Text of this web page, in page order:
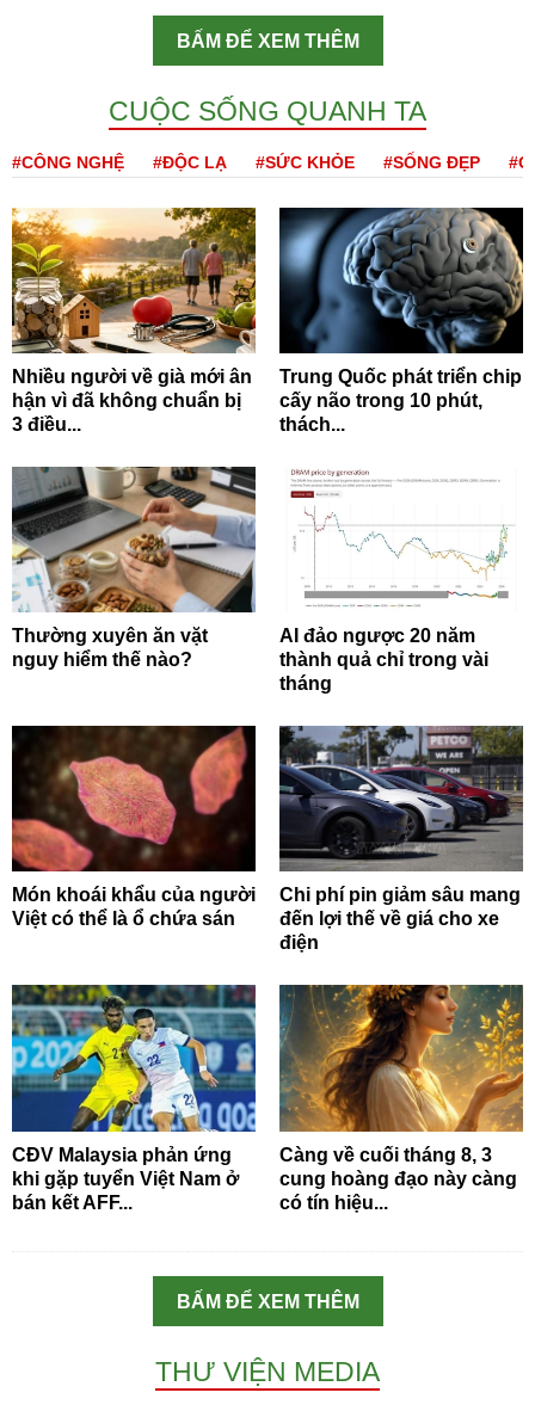
BẤM ĐỂ XEM THÊM
CUỘC SỐNG QUANH TA
#CÔNG NGHỆ #ĐỘC LẠ #SỨC KHỎE #SỐNG ĐẸP
Nhiều người về già mới ân
hận vì đã không chuẩn bị
3 điều...
Trung Quốc phát triển chip
cấy não trong 10 phút,
thách...
Thường xuyên ăn vặt
nguy hiểm thế nào?
AI đảo ngược 20 năm
thành quả chỉ trong vài
tháng
Món khoái khẩu của người
Việt có thể là ổ chứa sán
Chi phí pin giảm sâu mang
đến lợi thế về giá cho xe
điện
CĐV Malaysia phản ứng
khi gặp tuyển Việt Nam ở
bán kết AFF...
Càng về cuối tháng 8, 3
cung hoàng đạo này càng
có tín hiệu...
BẤM ĐỂ XEM THÊM
THƯ VIỆN MEDIA